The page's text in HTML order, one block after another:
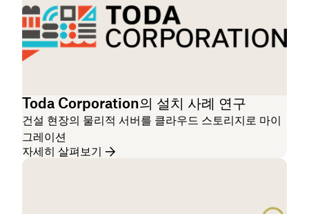
Toda Corporation의 설치 사례 연구
건설 현장의 물리적 서버를 클라우드 스토리지로 마이
그레이션
자세히 살펴보기